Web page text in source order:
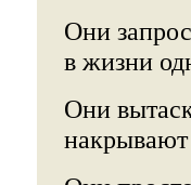
Они
в жизни
Они